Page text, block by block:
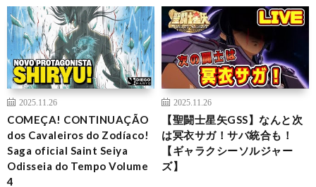
2025.11.26
COMEÇA! CONTINUAÇÃO
dos Cavaleiros do Zodíaco!
Saga oficial Saint Seiya
Odisseia do Tempo Volume
4
2025.11.26
【聖闘士星矢GSS】なんと次
は冥衣サガ！サバ統合も！
【ギャラクシーソルジャー
ズ】